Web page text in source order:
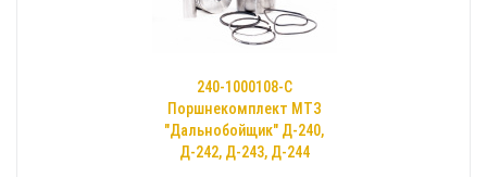
240-1000108-С
Поршнекомплект МТЗ
"Дальнобойщик" Д-240,
Д-242, Д-243, Д-244